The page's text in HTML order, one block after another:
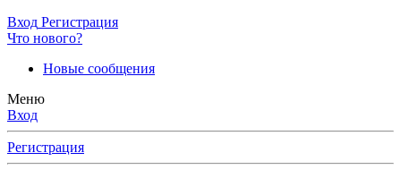
Вход Регистрация
Что нового?
Новые сообщения
Меню
Вход
Регистрация